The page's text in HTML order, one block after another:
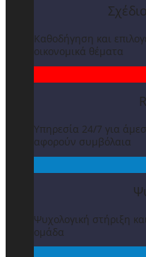
Καθοδήγηση και
οικονομικά θέματα
Υπηρεσία 24/7 για
αφορούν συμβόλαια
Ψυχολογική στήριξη
ομάδα